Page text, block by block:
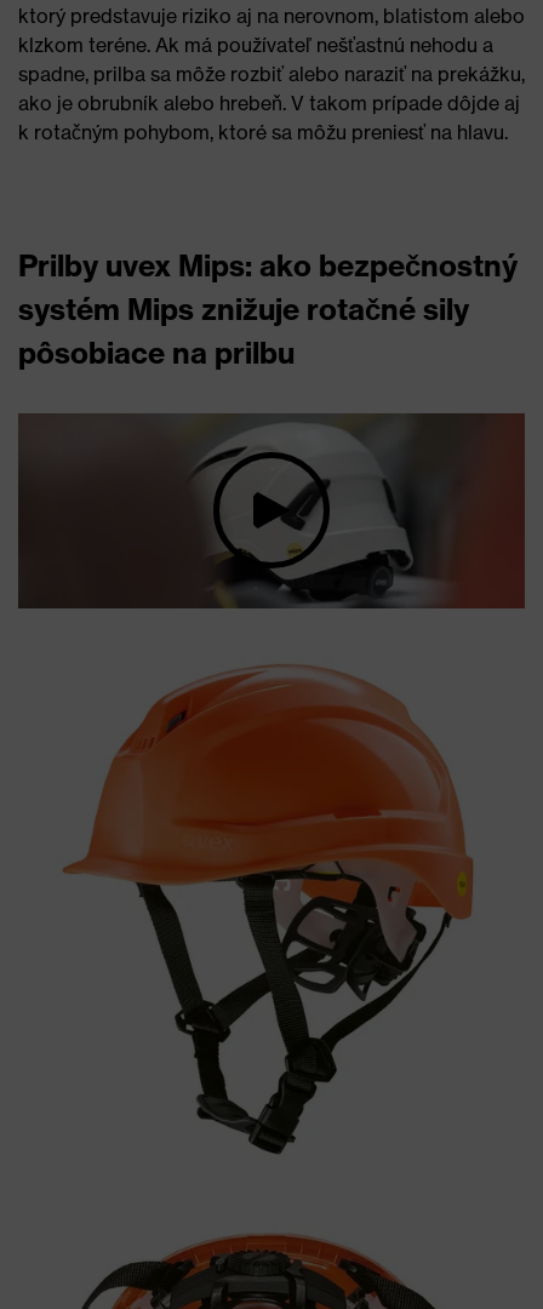
ktorý predstavuje riziko aj na nerovnom, blatistom alebo
klzkom teréne. Ak má používateľ nešťastnú nehodu a
spadne, prilba sa môže rozbiť alebo naraziť na prekážku,
ako je obrubník alebo hrebeň. V takom prípade dôjde aj
k rotačným pohybom, ktoré sa môžu preniesť na hlavu.
Prilby uvex Mips: ako bezpečnostný
systém Mips znižuje rotačné sily
pôsobiace na prilbu